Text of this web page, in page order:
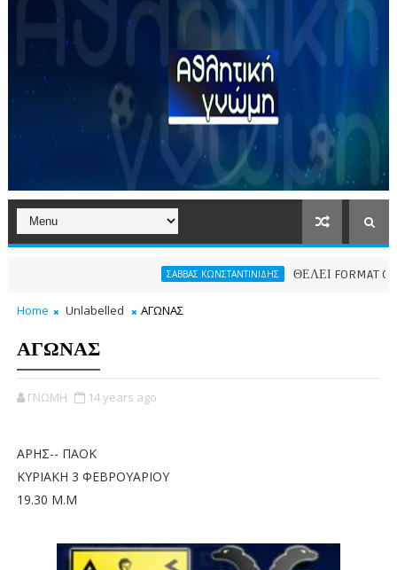
ΣΑΒΒΑΣ ΚΩΝΣΤΑΝΤΙΝΙΔΗΣ ΘΕΛΕΙ FORMAT O ΑΡΗΣ
Home Unlabelled ΑΓΩΝΑΣ
ΑΓΩΝΑΣ
ΓΝΩΜΗ 14 years ago
ΑΡΗΣ-- ΠΑΟΚ
ΚΥΡΙΑΚΗ 3 ΦΕΒΡΟΥΑΡΙΟΥ
19.30 Μ.Μ